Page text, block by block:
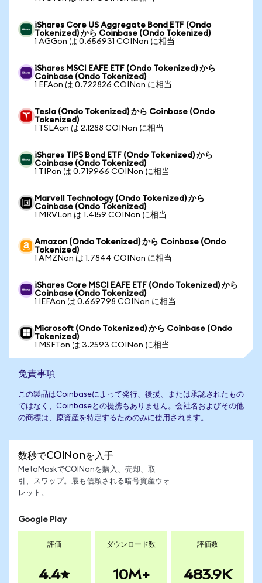
iShares Core US Aggregate Bond ETF (Ondo
Tokenized) から Coinbase (Ondo Tokenized)
1 AGGon は 0.656931 COINon に相当
iShares MSCI EAFE ETF (Ondo Tokenized) から
Coinbase (Ondo Tokenized)
1 EFAon は 0.722826 COINon に相当
Tesla (Ondo Tokenized) から Coinbase (Ondo
Tokenized)
1 TSLAon は 2.1288 COINon に相当
iShares TIPS Bond ETF (Ondo Tokenized) から
Coinbase (Ondo Tokenized)
1 TIPon は 0.719966 COINon に相当
Marvell Technology (Ondo Tokenized) から
Coinbase (Ondo Tokenized)
1 MRVLon は 1.4159 COINon に相当
Amazon (Ondo Tokenized) から Coinbase (Ondo
Tokenized)
1 AMZNon は 1.7844 COINon に相当
iShares Core MSCI EAFE ETF (Ondo Tokenized) から
Coinbase (Ondo Tokenized)
1 IEFAon は 0.669798 COINon に相当
Microsoft (Ondo Tokenized) から Coinbase (Ondo
Tokenized)
1 MSFTon は 3.2593 COINon に相当
免責事項
この製品はCoinbaseによって発行、後援、または承認されたもの
ではなく、Coinbaseとの提携もありません。会社名およびその他
の商標は、原資産を特定するためのみに使用されます。
数秒でCOINonを入手
MetaMaskでCOINonを購入、売却、取
引、スワップ。最も信頼される暗号資産ウォ
レット。
Google Play
評価
4.4
ダウンロード数
10M+
評価数
483.9K